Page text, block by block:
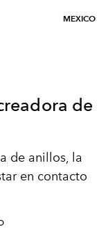
MEXICO
de
de anillos, la
en contacto